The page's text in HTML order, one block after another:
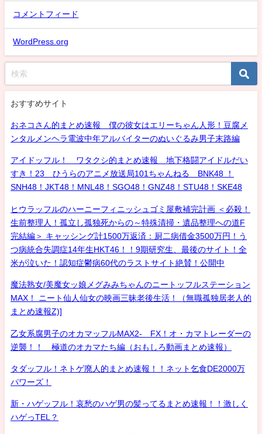
コメントフィード
WordPress.org
おすすめサイト
おネコさん的まとめ速報 僕の彼女はエリーちゃん人形！豆腐メ
ンタルメンヘラ電波中年アルバイターのぬいぐるみ男子末路編
アイドッフル！ ワタクシ的まとめ速報 地下格闘アイドルだい
すき！23 ひうらのアニメ放送局101ちゃんねる BNK48 ！
SNH48！JKT48！MNL48！SGO48！GNZ48！STU48！SKE48
ヒウラッフルのハーニーフィニッシュゴミ屋敷補完計画 ＜必殺！
生前整理人！孤立し孤独死からの～特殊清掃・遺品整理への道F
完結編＞ キャッシング計1500万返済：厨二病借金3500万円！う
つ病統合失調症14年生HKT46！！9期研究生、最後のサイト！全
米が泣いた！認知症鬱病60代のラストサイト絶賛！公開中
魔法熟女/美魔女ッ娘メグみみちゃんのニートッフルステーション
MAX！ ニート仙人仙女の映画三昧老後生活！（無職孤独居老人的
まとめ速報Z)]
乙女系腐男子のオカマッフルMAX2- FX！オ・カマトレーダーの
逆襲！！ 極道のオカマたち編（おもしろ動画まとめ速報）
タダッフル！ネトゲ廃人的まとめ速報！！ネット乞食DE2000万
パワーズ！
新・ハゲッフル！哀愁のハゲ男の髪ってるまとめ速報！！激しく
ハゲっTEL？